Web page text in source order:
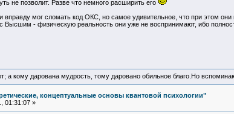
не позволит. Разве что немного расширить его
вправду мог сломать код ОКС, но самое удивительное, что при этом
Высшим - физическую реальность они уже не воспринимают, ибо
а кому дарована мудрость, тому даровано обильное благо.Но
концептуальные основы квантовой психологии"
01:31:07 »